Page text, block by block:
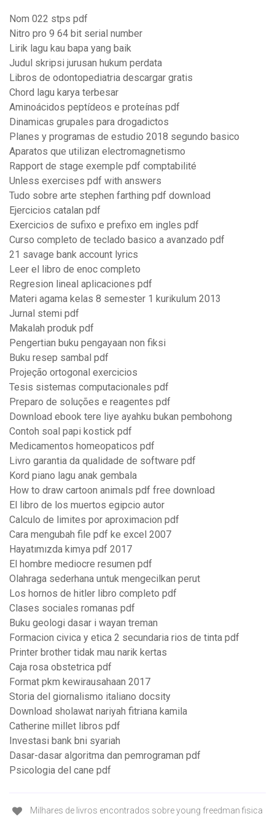
Nom 022 stps pdf
Nitro pro 9 64 bit serial number
Lirik lagu kau bapa yang baik
Judul skripsi jurusan hukum perdata
Libros de odontopediatria descargar gratis
Chord lagu karya terbesar
Aminoácidos peptídeos e proteínas pdf
Dinamicas grupales para drogadictos
Planes y programas de estudio 2018 segundo basico
Aparatos que utilizan electromagnetismo
Rapport de stage exemple pdf comptabilité
Unless exercises pdf with answers
Tudo sobre arte stephen farthing pdf download
Ejercicios catalan pdf
Exercicios de sufixo e prefixo em ingles pdf
Curso completo de teclado basico a avanzado pdf
21 savage bank account lyrics
Leer el libro de enoc completo
Regresion lineal aplicaciones pdf
Materi agama kelas 8 semester 1 kurikulum 2013
Jurnal stemi pdf
Makalah produk pdf
Pengertian buku pengayaan non fiksi
Buku resep sambal pdf
Projeção ortogonal exercicios
Tesis sistemas computacionales pdf
Preparo de soluções e reagentes pdf
Download ebook tere liye ayahku bukan pembohong
Contoh soal papi kostick pdf
Medicamentos homeopaticos pdf
Livro garantia da qualidade de software pdf
Kord piano lagu anak gembala
How to draw cartoon animals pdf free download
El libro de los muertos egipcio autor
Calculo de limites por aproximacion pdf
Cara mengubah file pdf ke excel 2007
Hayatımızda kimya pdf 2017
El hombre mediocre resumen pdf
Olahraga sederhana untuk mengecilkan perut
Los hornos de hitler libro completo pdf
Clases sociales romanas pdf
Buku geologi dasar i wayan treman
Formacion civica y etica 2 secundaria rios de tinta pdf
Printer brother tidak mau narik kertas
Caja rosa obstetrica pdf
Format pkm kewirausahaan 2017
Storia del giornalismo italiano docsity
Download sholawat nariyah fitriana kamila
Catherine millet libros pdf
Investasi bank bni syariah
Dasar-dasar algoritma dan pemrograman pdf
Psicologia del cane pdf
Milhares de livros encontrados sobre young freedman fisica